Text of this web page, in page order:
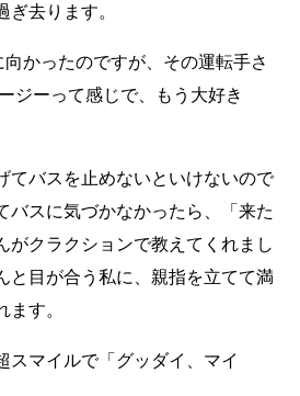
ぎ去ります。
かったのですが、その運転手さ
ジーって感じで、もう大好き
てバスを止めないといけないので
バスに気づかなかったら、「来た
がクラクションで教えてくれまし
と目が合う私に、親指を立てて満
す。
スマイルで「グッダイ、マイ